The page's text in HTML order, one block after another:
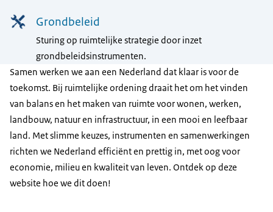
Grondbeleid
Sturing op ruimtelijke strategie door inzet
grondbeleidsinstrumenten.
Samen werken we aan een Nederland dat klaar is voor de
toekomst. Bij ruimtelijke ordening draait het om het vinden
van balans en het maken van ruimte voor wonen, werken,
landbouw, natuur en infrastructuur, in een mooi en leefbaar
land. Met slimme keuzes, instrumenten en samenwerkingen
richten we Nederland efficiënt en prettig in, met oog voor
economie, milieu en kwaliteit van leven. Ontdek op deze
website hoe we dit doen!